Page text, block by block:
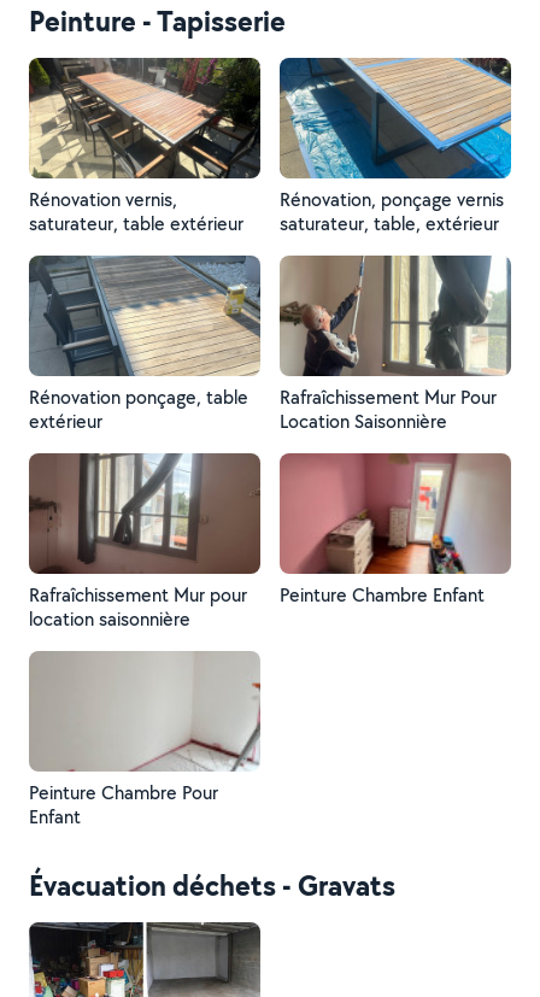
Peinture - Tapisserie
Rénovation vernis,
saturateur, table extérieur
Rénovation, ponçage vernis
saturateur, table, extérieur
Rénovation ponçage, table
extérieur
Rafraîchissement Mur Pour
Location Saisonnière
Rafraîchissement Mur pour
location saisonnière
Peinture Chambre Enfant
Peinture Chambre Pour
Enfant
Évacuation déchets - Gravats